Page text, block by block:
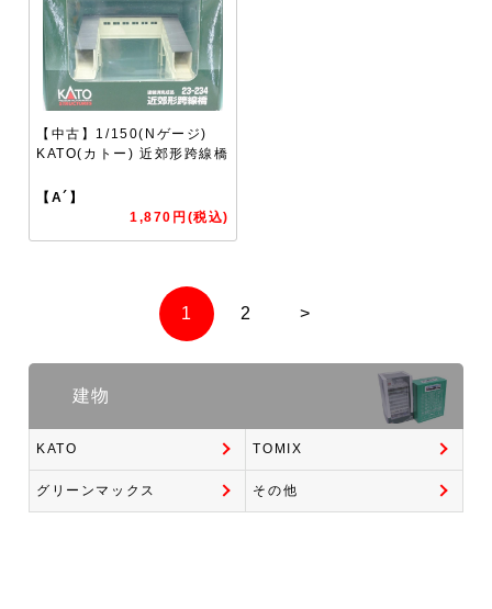
【中古】1/150(Nゲージ)
KATO(カトー) 近郊形跨線橋
【A´】
1,870円(税込)
1 2 >
建物
KATO TOMIX
グリーンマックス その他